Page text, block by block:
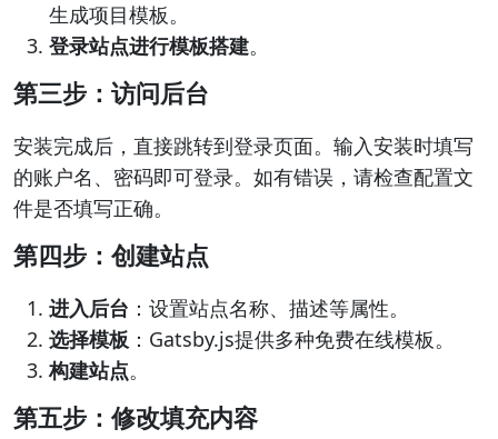
生成项目模板。
登录站点进行模板搭建。
第三步：访问后台
安装完成后，直接跳转到登录页面。输入安装时填写
的账户名、密码即可登录。如有错误，请检查配置文
件是否填写正确。
第四步：创建站点
进入后台 ：设置站点名称、描述等属性。
选择模板 ：Gatsby.js提供多种免费在线模板。
构建站点。
第五步：修改填充内容